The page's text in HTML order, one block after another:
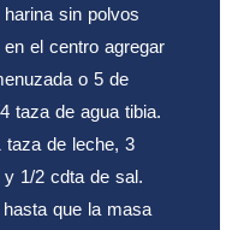
sin polvos
el centro agregar
o 5 de
taza de agua tibia.
taza de leche, 3
1/2 cdta de sal.
que la masa